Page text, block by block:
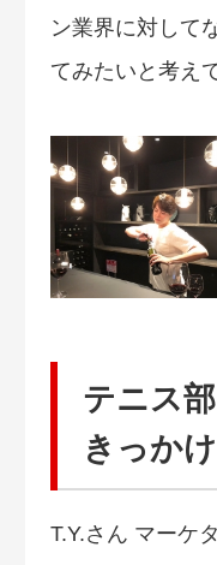
ン業界に対して
てみたいと考え
テニス
きっか
T.Y.さん マーケ